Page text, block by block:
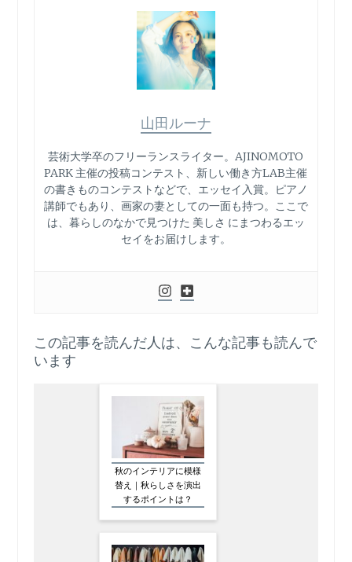
山田ルーナ
芸術大学卒のフリーランスライター。AJINOMOTO
PARK 主催の投稿コンテスト、新しい働き方LAB主催
の書きものコンテストなどで、エッセイ入賞。ピアノ
講師でもあり、画家の妻としての一面も持つ。ここで
は、暮らしのなかで見つけた 美しさ にまつわるエッ
セイをお届けします。
この記事を読んだ人は、こんな記事も読んで
います
秋のインテリアに模様
替え｜秋らしさを演出
するポイントは？